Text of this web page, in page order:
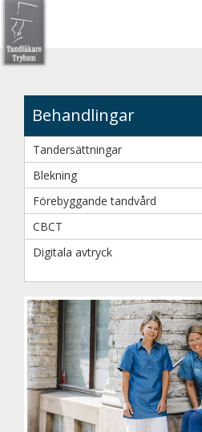
Hoppa
innehåll
Behandlingar
Tandersättningar
Blekning
Förebyggande tandvård
CBCT
Digitala avtryck